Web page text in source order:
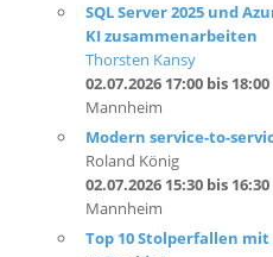
Thorsten Kansy
02.07.2026 17:00 bis 18:00
Mannheim
Modern service-to-
Roland König
02.07.2026 15:30 bis 16:30
Mannheim
Top 10 Stolperfallen mit
vermeidet
Olaf Lischke